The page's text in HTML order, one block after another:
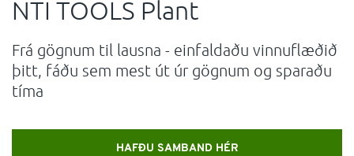
ÞJÓNUSTA
Verum í góðu sambandi!
opnunartíma ofl. upplýsingar
NTI TOOLS Plant
Frá gögnum til lausna - einfaldaðu vinnuflæðið
þitt, fáðu sem mest út úr gögnum og sparaðu
tíma
HAFÐU SAMBAND HÉR